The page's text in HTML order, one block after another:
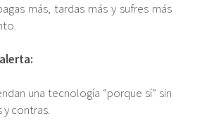
más, tardas más y sufres más
una tecnología “porque sí” sin
y contras.